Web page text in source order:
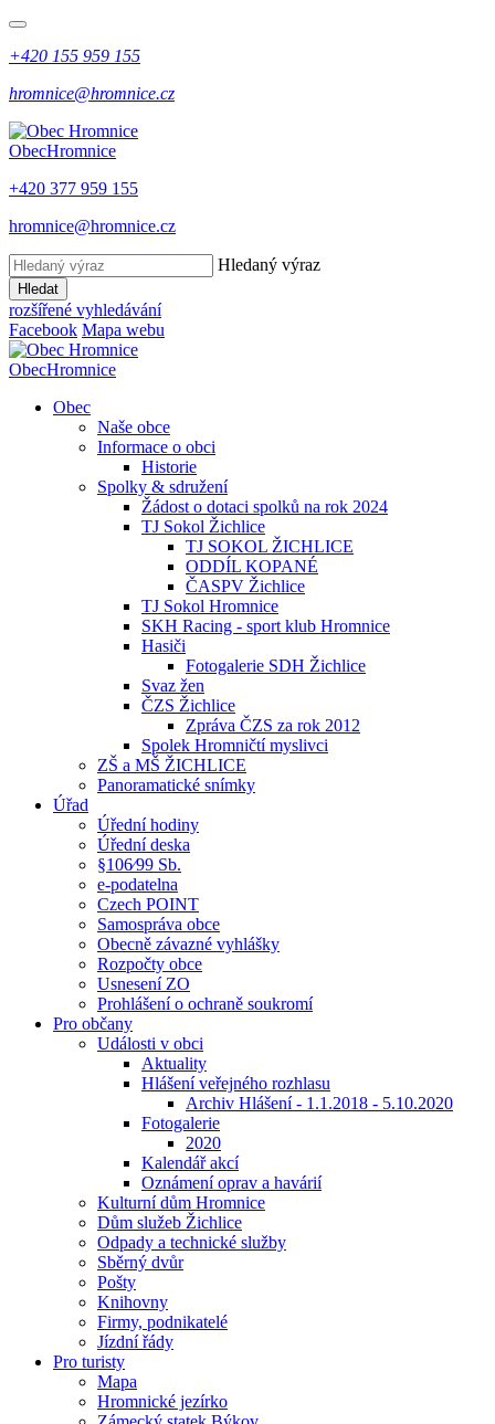
+420 155 959 155
hromnice@hromnice.cz
ObecHromnice
+420 377 959 155
hromnice@hromnice.cz
Hledaný výraz
Hledat
rozšířené vyhledávání
Facebook Mapa webu
ObecHromnice
Obec
Naše obce
Informace o obci
Historie
Spolky & sdružení
Žádost o dotaci spolků na rok 2024
TJ Sokol Žichlice
TJ SOKOL ŽICHLICE
ODDÍL KOPANÉ
ČASPV Žichlice
TJ Sokol Hromnice
SKH Racing - sport klub Hromnice
Hasiči
Fotogalerie SDH Žichlice
Svaz žen
ČZS Žichlice
Zpráva ČZS za rok 2012
Spolek Hromničtí myslivci
ZŠ a MŠ ŽICHLICE
Panoramatické snímky
Úřad
Úřední hodiny
Úřední deska
§106⁄99 Sb.
e-podatelna
Czech POINT
Samospráva obce
Obecně závazné vyhlášky
Rozpočty obce
Usnesení ZO
Prohlášení o ochraně soukromí
Pro občany
Události v obci
Aktuality
Hlášení veřejného rozhlasu
Archiv Hlášení - 1.1.2018 - 5.10.2020
Fotogalerie
2020
Kalendář akcí
Oznámení oprav a havárií
Kulturní dům Hromnice
Dům služeb Žichlice
Odpady a technické služby
Sběrný dvůr
Pošty
Knihovny
Firmy, podnikatelé
Jízdní řády
Pro turisty
Mapa
Hromnické jezírko